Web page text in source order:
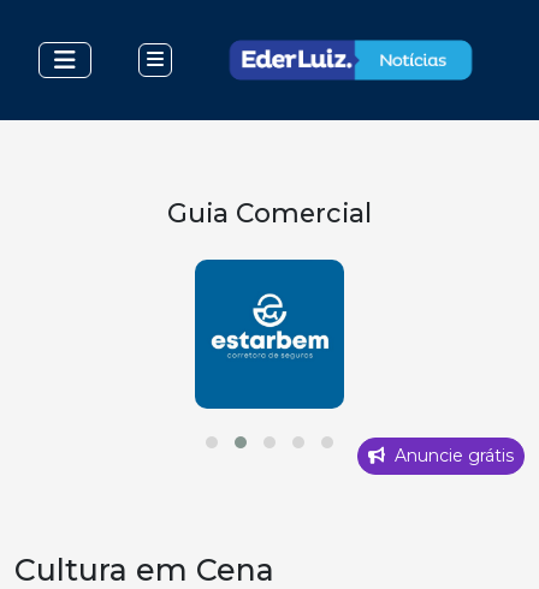
Guia Comercial
Anuncie grátis
Cultura em Cena